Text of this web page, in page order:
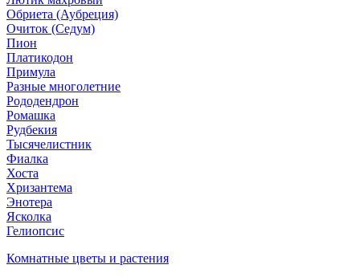
Обриета (Аубреция)
Очиток (Седум)
Пион
Платикодон
Примула
Разные многолетние
Рододендрон
Ромашка
Рудбекия
Тысячелистник
Фиалка
Хоста
Хризантема
Энотера
Ясколка
Гелиопсис
Комнатные цветы и растения